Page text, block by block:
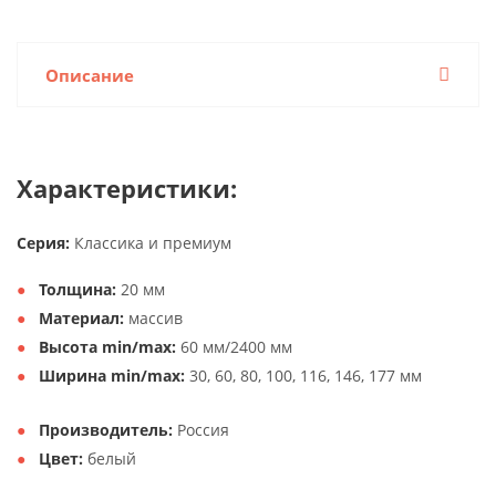
Описание
Характеристики:
Серия: Классика и премиум
Толщина: 20 мм
Материал: массив
Высота min/max: 60 мм/2400 мм
Ширина min/max: 30, 60, 80, 100, 116, 146, 177 мм
Производитель: Россия
Цвет: белый